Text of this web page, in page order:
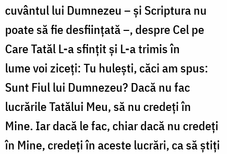
cuvântul lui Dumnezeu – și Scriptura nu
poate să fie desființată –, despre Cel pe
Care Tatăl L-a sfințit și L-a trimis în
lume voi ziceți: Tu hulești, căci am spus:
Sunt Fiul lui Dumnezeu? Dacă nu fac
lucrările Tatălui Meu, să nu credeți în
Mine. Iar dacă le fac, chiar dacă nu credeți
în Mine, credeți în aceste lucrări, ca să știți